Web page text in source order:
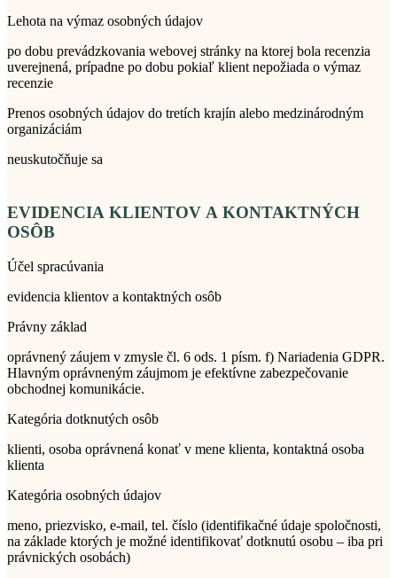
Lehota na výmaz osobných údajov
po dobu prevádzkovania webovej stránky na ktorej bola recenzia
uverejnená, prípadne po dobu pokiaľ klient nepožiada o výmaz
recenzie
Prenos osobných údajov do tretích krajín alebo medzinárodným
organizáciám
neuskutočňuje sa
EVIDENCIA KLIENTOV A KONTAKTNÝCH
OSÔB
Účel spracúvania
evidencia klientov a kontaktných osôb
Právny základ
oprávnený záujem v zmysle čl. 6 ods. 1 písm. f) Nariadenia GDPR.
Hlavným oprávneným záujmom je efektívne zabezpečovanie
obchodnej komunikácie.
Kategória dotknutých osôb
klienti, osoba oprávnená konať v mene klienta, kontaktná osoba
klienta
Kategória osobných údajov
meno, priezvisko, e-mail, tel. číslo (identifikačné údaje spoločnosti,
na základe ktorých je možné identifikovať dotknutú osobu – iba pri
právnických osobách)